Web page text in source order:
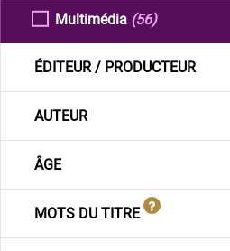
Multimédia (56)
ÉDITEUR / PRODUCTEUR
AUTEUR
ÂGE
MOTS DU TITRE